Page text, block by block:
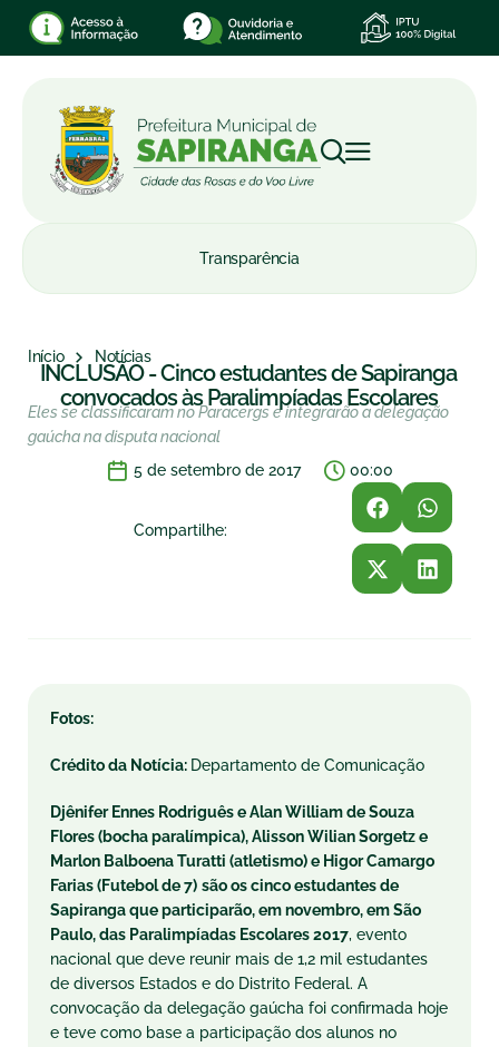
Transparência
Início Notícias
INCLUSÃO - Cinco estudantes de Sapiranga
convocados às Paralimpíadas Escolares
Eles se classificaram no Paracergs e integrarão a delegação
gaúcha na disputa nacional
5 de setembro de 2017
00:00
Compartilhe:
Fotos:
Crédito da Notícia: Departamento de Comunicação
Djênifer Ennes Rodriguês e Alan William de Souza
Flores (bocha paralímpica), Alisson Wilian Sorgetz e
Marlon Balboena Turatti (atletismo) e Higor Camargo
Farias (Futebol de 7) são os cinco estudantes de
Sapiranga que participarão, em novembro, em São
Paulo, das Paralimpíadas Escolares 2017, evento
nacional que deve reunir mais de 1,2 mil estudantes
de diversos Estados e do Distrito Federal. A
convocação da delegação gaúcha foi confirmada hoje
e teve como base a participação dos alunos no